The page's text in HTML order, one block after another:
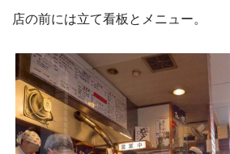
店の前には立て看板とメニュー。